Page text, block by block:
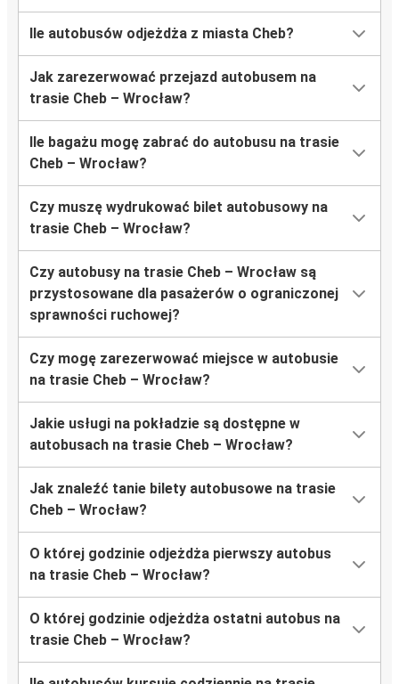
Ile autobusów odjeżdża z miasta Cheb?
Jak zarezerwować przejazd autobusem na
trasie Cheb – Wrocław?
Ile bagażu mogę zabrać do autobusu na trasie
Cheb – Wrocław?
Czy muszę wydrukować bilet autobusowy na
trasie Cheb – Wrocław?
Czy autobusy na trasie Cheb – Wrocław są
przystosowane dla pasażerów o ograniczonej
sprawności ruchowej?
Czy mogę zarezerwować miejsce w autobusie
na trasie Cheb – Wrocław?
Jakie usługi na pokładzie są dostępne w
autobusach na trasie Cheb – Wrocław?
Jak znaleźć tanie bilety autobusowe na trasie
Cheb – Wrocław?
O której godzinie odjeżdża pierwszy autobus
na trasie Cheb – Wrocław?
O której godzinie odjeżdża ostatni autobus na
trasie Cheb – Wrocław?